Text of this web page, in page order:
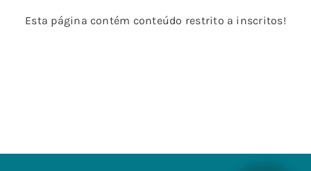
Esta página contém conteúdo restrito a inscritos!